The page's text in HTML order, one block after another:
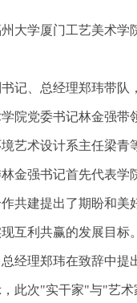
学厦门工艺美术学
、总经理郑玮带队
院党委书记林金强
艺术设计系主任梁青
强书记首先代表学
共建提出了期盼和
互利共赢的发展目标。
理郑玮在致辞中提
此次"实干家"与"艺